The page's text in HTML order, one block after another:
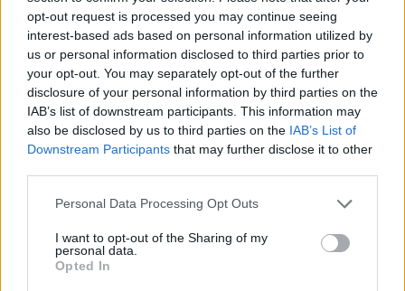
opt-out request is processed you may continue seeing
interest-based ads based on personal information utilized by
us or personal information disclosed to third parties prior to
your opt-out. You may separately opt-out of the further
disclosure of your personal information by third parties on the
IAB’s list of downstream participants. This information may
also be disclosed by us to third parties on the IAB’s List of
Downstream Participants that may further disclose it to other
Personal Data Processing Opt Outs
I want to opt-out of the Sharing of my
personal data.
Opted In